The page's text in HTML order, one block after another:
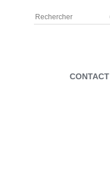
CONTACT